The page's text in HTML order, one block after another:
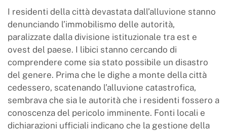
I residenti della città devastata dall’alluvione stanno
denunciando l’immobilismo delle autorità,
paralizzate dalla divisione istituzionale tra est e
ovest del paese. I libici stanno cercando di
comprendere come sia stato possibile un disastro
del genere. Prima che le dighe a monte della città
cedessero, scatenando l’alluvione catastrofica,
sembrava che sia le autorità che i residenti fossero a
conoscenza del pericolo imminente. Fonti locali e
dichiarazioni ufficiali indicano che la gestione della